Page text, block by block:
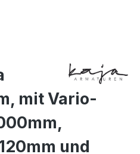
mit Vario-
und